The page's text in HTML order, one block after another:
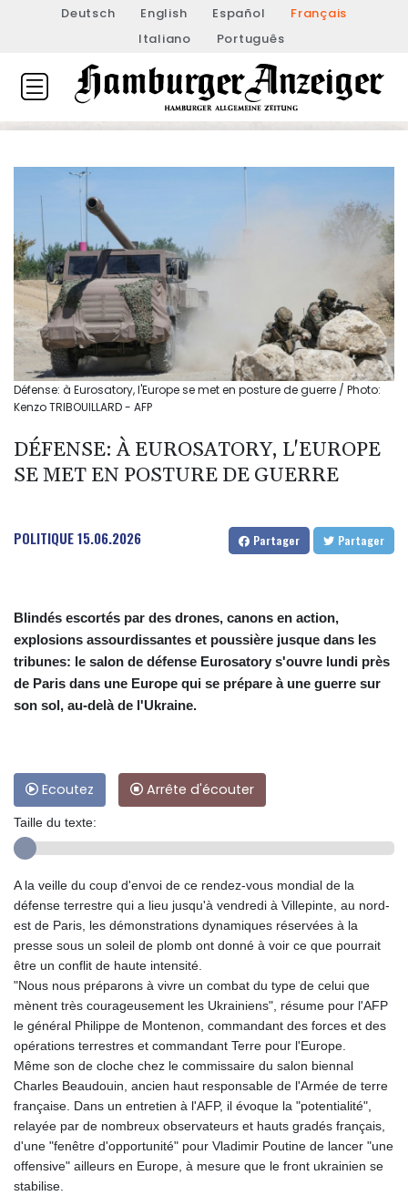
Deutsch English Español
Français
Italiano
Português
Défense: à Eurosatory, l'Europe se met en posture de guerre / Photo:
Kenzo TRIBOUILLARD - AFP
DÉFENSE: À EUROSATORY, L'EUROPE
SE MET EN POSTURE DE GUERRE
POLITIQUE15.06.2026 Partager Partager
Blindés escortés par des drones, canons en action,
explosions assourdissantes et poussière jusque dans les
tribunes: le salon de défense Eurosatory s'ouvre lundi près
de Paris dans une Europe qui se prépare à une guerre sur
son sol, au-delà de l'Ukraine.
Ecoutez Arrête d'écouter
Taille du texte:
A la veille du coup d'envoi de ce rendez-vous mondial de la
défense terrestre qui a lieu jusqu'à vendredi à Villepinte, au nord-
est de Paris, les démonstrations dynamiques réservées à la
presse sous un soleil de plomb ont donné à voir ce que pourrait
être un conflit de haute intensité.
"Nous nous préparons à vivre un combat du type de celui que
mènent très courageusement les Ukrainiens", résume pour l'AFP
le général Philippe de Montenon, commandant des forces et des
opérations terrestres et commandant Terre pour l'Europe.
Même son de cloche chez le commissaire du salon biennal
Charles Beaudouin, ancien haut responsable de l'Armée de terre
française. Dans un entretien à l'AFP, il évoque la "potentialité",
relayée par de nombreux observateurs et hauts gradés français,
d'une "fenêtre d'opportunité" pour Vladimir Poutine de lancer "une
offensive" ailleurs en Europe, à mesure que le front ukrainien se
stabilise.